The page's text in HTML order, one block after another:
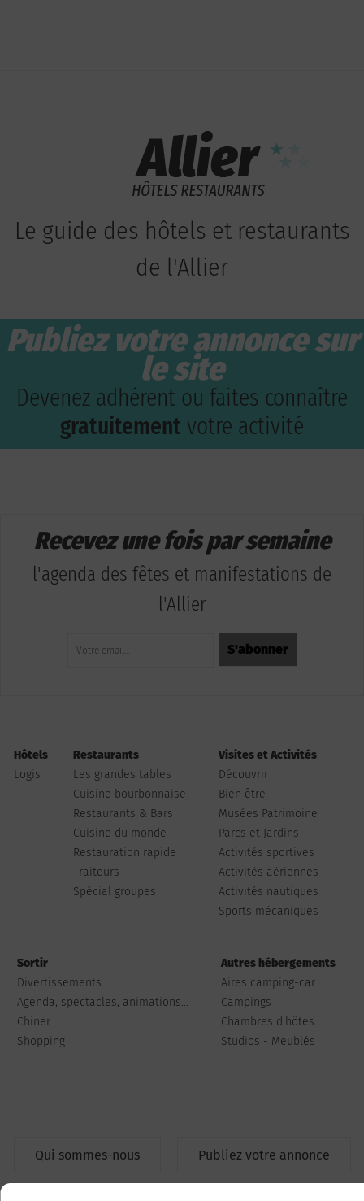
Le guide des hôtels et restaurants
de l'Allier
Publiez votre annonce sur
le site
Devenez adhérent ou faites connaître
gratuitement votre activité
Recevez une fois par semaine
l'agenda des fêtes et manifestations de
l'Allier
Hôtels
Logis
Restaurants
Les grandes tables
Cuisine bourbonnaise
Restaurants & Bars
Cuisine du monde
Restauration rapide
Traiteurs
Spécial groupes
Visites et Activités
Découvrir
Bien être
Musées Patrimoine
Parcs et Jardins
Activités sportives
Activités aériennes
Activités nautiques
Sports mécaniques
Sortir
Divertissements
Agenda, spectacles, animations...
Chiner
Shopping
Autres hébergements
Aires camping-car
Campings
Chambres d'hôtes
Studios - Meublés
Qui sommes-nous Publiez votre annonce